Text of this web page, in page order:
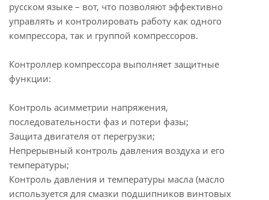
русском языке – вот, что позволяют эффективно
управлять и контролировать работу как одного
компрессора, так и группой компрессоров.
Контроллер компрессора выполняет защитные
функции:
Контроль асимметрии напряжения,
последовательности фаз и потери фазы;
Защита двигателя от перегрузки;
Непрерывный контроль давления воздуха и его
температуры;
Контроль давления и температуры масла (масло
используется для смазки подшипников винтовых